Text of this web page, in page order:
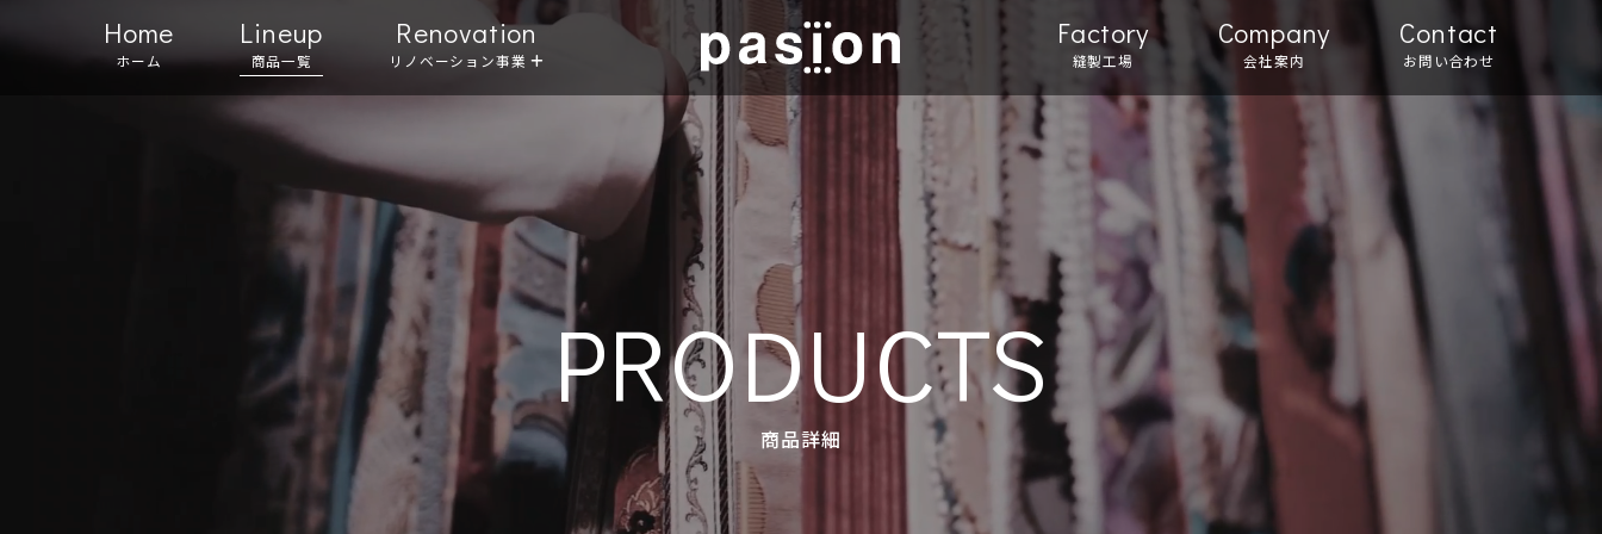
Home
ホーム
Lineup
商品一覧
Renovation
リノベーション事業
Factory
縫製工場
Company
会社案内
Contact
お問い合わせ
PRODUCTS
商品詳細